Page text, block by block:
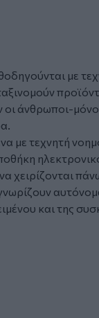
με
άνθρωποι-
με τεχνητή
χειρίζονται
και της